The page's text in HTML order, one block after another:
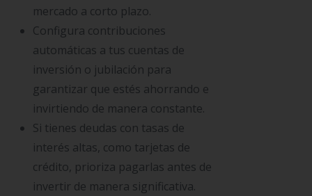
mercado a corto plazo.
Configura contribuciones
automáticas a tus cuentas de
inversión o jubilación para
garantizar que estés ahorrando e
invirtiendo de manera constante.
Si tienes deudas con tasas de
interés altas, como tarjetas de
crédito, prioriza pagarlas antes de
invertir de manera significativa.